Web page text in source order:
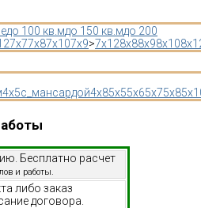
до 100 кв.мдо 150 кв.мдо 200
7x77x87x107x9>7x128x88x98x10
4x5с_мансардой4x85x55x65x75x8
Бесплатно расчет
и работы.
либо заказ
договора.